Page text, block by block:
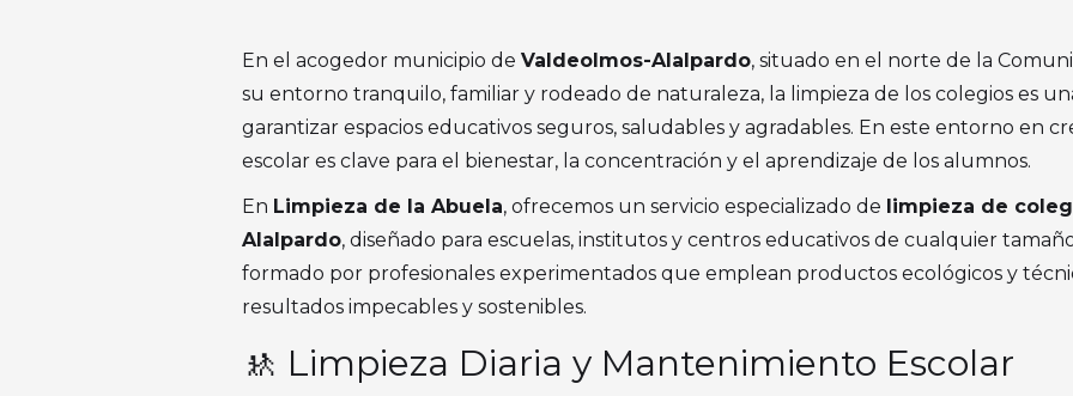
En el acogedor municipio de Valdeolmos-Alalpardo, situado en el norte de la
su entorno tranquilo, familiar y rodeado de naturaleza, la limpieza de los colegios es
garantizar espacios educativos seguros, saludables y agradables. En este entorno en
escolar es clave para el bienestar, la concentración y el aprendizaje de los alumnos.
En Limpieza de la Abuela, ofrecemos un servicio especializado de limpieza de
Alalpardo, diseñado para escuelas, institutos y centros educativos de cualquier
formado por profesionales experimentados que emplean productos ecológicos y
resultados impecables y sostenibles.
🚸 Limpieza Diaria y Mantenimiento Escolar